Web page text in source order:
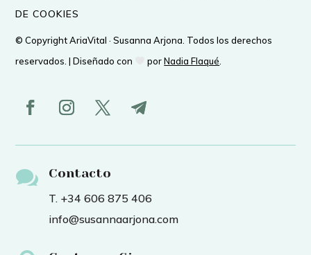
DE COOKIES
© Copyright AriaVital · Susanna Arjona. Todos los derechos
reservados. | Diseñado con
porNadia Flaqué

Contacto
T. +34 606 875 406
info@susannaarjona.com